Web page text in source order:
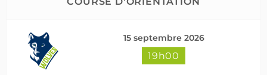
15 septembre 2026
19h00